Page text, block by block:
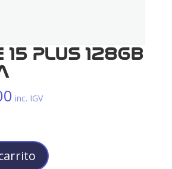
15 PLUS 128GB
inc. IGV